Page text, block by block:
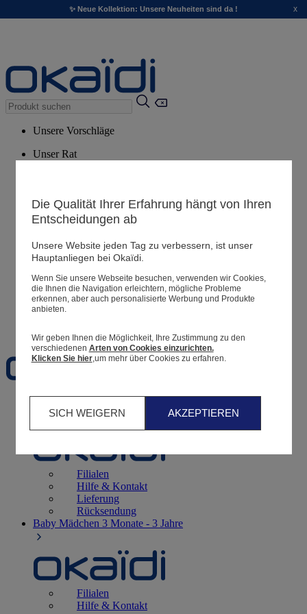
✨ Neue Kollektion: Unsere Neuheiten sind da ! x
Unsere Vorschläge
Unser Rat
Meine Informationen
Ihre Bestellungen
Warenkorb
Filialen
Hilfe & Kontakt
Lieferung
Rücksendung
Baby Mädchen 3 Monate - 3 Jahre
Filialen
Hilfe & Kontakt
Die Qualität Ihrer Erfahrung hängt von Ihren
Entscheidungen ab
Unsere Website jeden Tag zu verbessern, ist unser
Hauptanliegen bei Okaïdi.
Wenn Sie unsere Webseite besuchen, verwenden wir Cookies,
die Ihnen die Navigation erleichtern, mögliche Probleme
erkennen, aber auch personalisierte Werbung und Produkte
anbieten.
Wir geben Ihnen die Möglichkeit, Ihre Zustimmung zu den
verschiedenen Arten von Cookies einzurichten.
Klicken Sie hier,um mehr über Cookies zu erfahren.
SICH WEIGERN AKZEPTIEREN